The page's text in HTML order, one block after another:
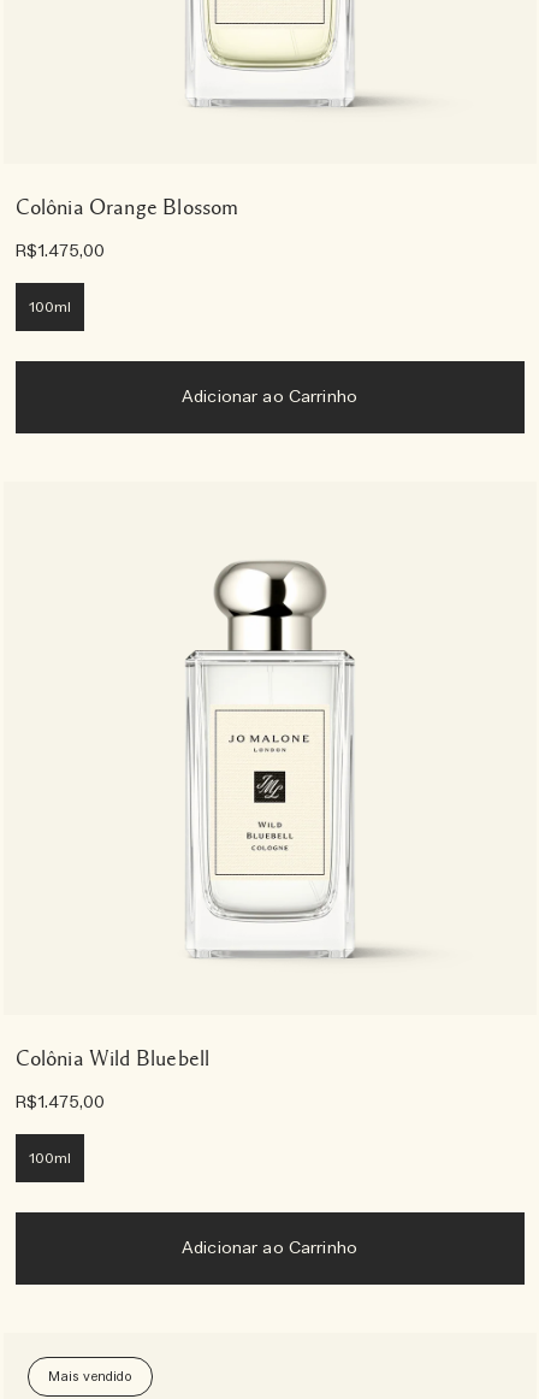
Colônia Orange Blossom
R$1.475,00
100ml
Adicionar ao Carrinho
Colônia Wild Bluebell
R$1.475,00
100ml
Adicionar ao Carrinho
Mais vendido